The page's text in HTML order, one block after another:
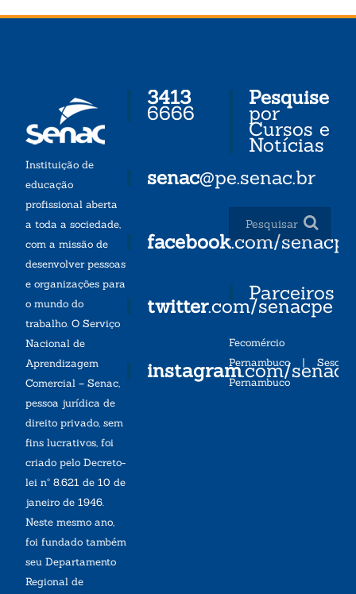
Instituição de
educação
profissional aberta
a toda a sociedade,
com a missão de
desenvolver pessoas
e organizações para
o mundo do
trabalho. O Serviço
Nacional de
Aprendizagem
Comercial – Senac,
pessoa jurídica de
direito privado, sem
fins lucrativos, foi
criado pelo Decreto-
lei nº 8.621 de 10 de
janeiro de 1946.
Neste mesmo ano,
foi fundado também
seu Departamento
Regional de
3413
6666
senac@pe.senac.br
facebook.com/senacpe
twitter.com/senacpe
instagram.com/
Pesquise
por
Cursos e
Notícias
Parceiros
Fecomércio
Pernambuco| Sesc
Pernambuco